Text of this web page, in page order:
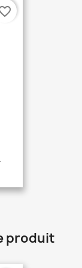
produit